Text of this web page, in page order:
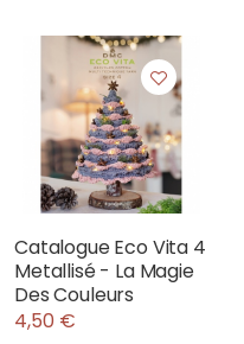
Catalogue Eco Vita 4
Metallisé - La Magie
Des Couleurs
4,50 €